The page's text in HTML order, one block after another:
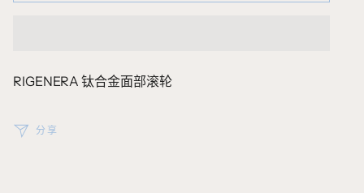
RIGENERA 钛合金面部滚轮
分享